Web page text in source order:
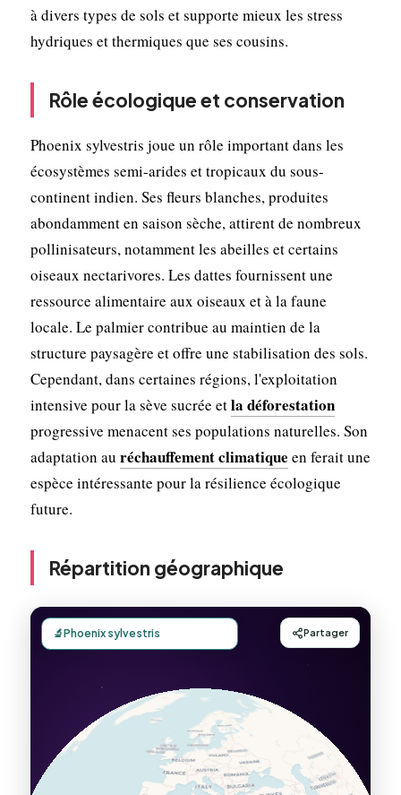
à divers types de sols et supporte mieux les stress
hydriques et thermiques que ses cousins.
Rôle écologique et conservation
Phoenix sylvestris joue un rôle important dans les
écosystèmes semi-arides et tropicaux du sous-
continent indien. Ses fleurs blanches, produites
abondamment en saison sèche, attirent de nombreux
pollinisateurs, notamment les abeilles et certains
oiseaux nectarivores. Les dattes fournissent une
ressource alimentaire aux oiseaux et à la faune
locale. Le palmier contribue au maintien de la
structure paysagère et offre une stabilisation des sols.
Cependant, dans certaines régions, l'exploitation
intensive pour la sève sucrée etla déforestation
progressive menacent ses populations naturelles. Son
adaptation au réchauffement climatique en ferait une
espèce intéressante pour la résilience écologique
future.
Répartition géographique